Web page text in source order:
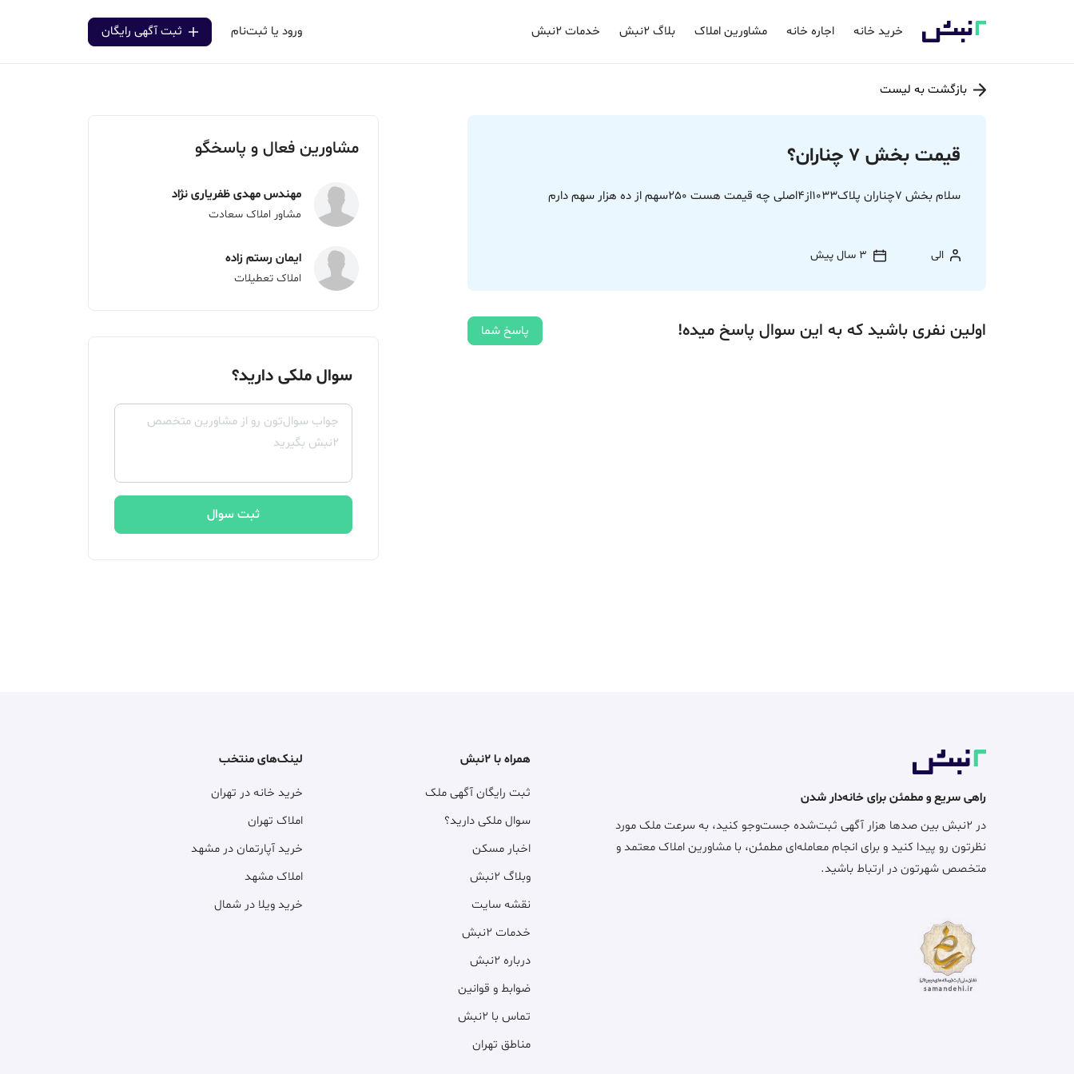
خرید خانه اجاره خانه مشاورین املاک بلاگ ۲نبش خدمات ۲نبش ورود یا ثبت‌نام ثبت آگهی رایگان
بازگشت به لیست
قیمت بخش 7 چناران؟
سلام بخش 7چناران پلاک1033از4اصلی چه قیمت هست 250سهم از ده هزار سهم دارم
الی 3 سال پیش
اولین نفری باشید که به این سوال پاسخ میده! پاسخ شما
مشاورین فعال و پاسخگو
مهندس مهدی ظفریاری نژاد
مشاور املاک سعادت
ایمان رستم زاده
املاک تعطیلات
سوال ملکی دارید؟
ثبت سوال
راهی سریع و مطمئن برای خانه‌دار شدن
در ۲نبش بین صدها هزار آگهی ثبت‌شده جست‌وجو کنید، به سرعت ملک مورد
نظرتون رو پیدا کنید و برای انجام معامله‌ای مطمئن، با مشاورین املاک معتمد و
متخصص شهرتون در ارتباط باشید.
همراه با ۲نبش
ثبت رایگان آگهی ملک
سوال ملکی دارید؟
اخبار مسکن
وبلاگ ۲نبش
نقشه سایت
خدمات ۲نبش
درباره ۲نبش
ضوابط و قوانین
تماس با ۲نبش
مناطق تهران
لینک‌های منتخب
خرید خانه در تهران
املاک تهران
خرید آپارتمان در مشهد
املاک مشهد
خرید ویلا در شمال